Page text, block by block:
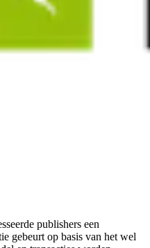
publishers een
gebeurt op basis van het wel